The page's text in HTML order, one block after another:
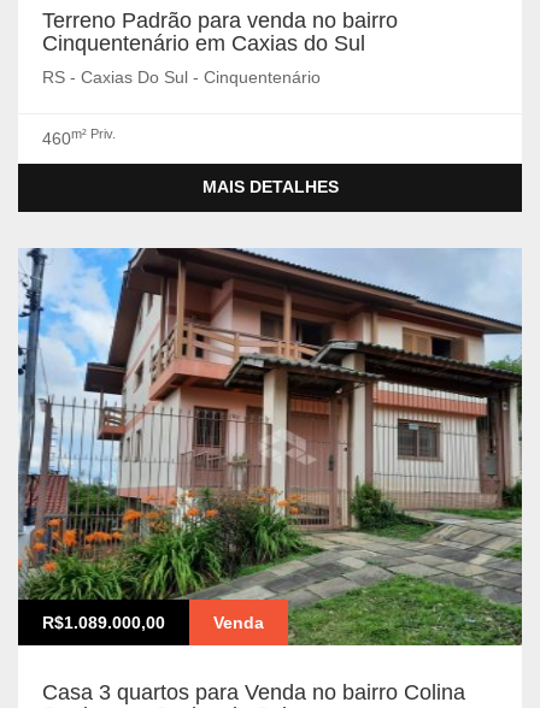
Terreno Padrão para venda no bairro
Cinquentenário em Caxias do Sul
RS - Caxias Do Sul - Cinquentenário
460m² Priv.
MAIS DETALHES
R$1.089.000,00 Venda
Casa 3 quartos para Venda no bairro Colina